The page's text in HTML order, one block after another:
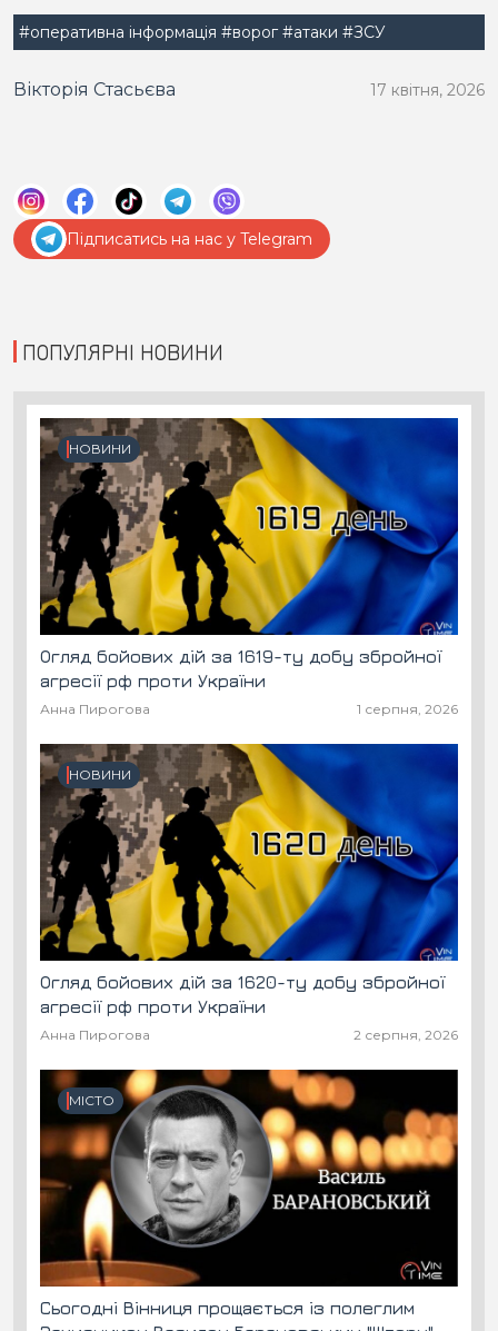
#оперативна інформація #ворог #атаки #ЗСУ
Вікторія Стасьєва 17 квітня, 2026
Підписатись на нас у Telegram
ПОПУЛЯРНІ НОВИНИ
НОВИНИ
Огляд бойових дій за 1619-ту добу збройної
агресії рф проти України
Анна Пирогова 1 серпня, 2026
НОВИНИ
Огляд бойових дій за 1620-ту добу збройної
агресії рф проти України
Анна Пирогова 2 серпня, 2026
МІСТО
Сьогодні Вінниця прощається із полеглим